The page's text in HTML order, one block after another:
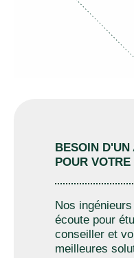
BESOIN D'UN
POUR
Nos
écoute pour
conseiller et
meilleures